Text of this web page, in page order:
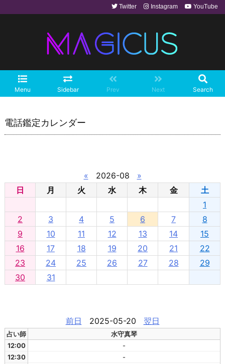
Menu Sidebar Prev Next Search
Twitter Instagram YouTube
電話鑑定カレンダー
« 2026-08
»
日
月 火 水 木 金
土
1
2
3 4 5 6 7
8
9
10 11 12 13 14
15
16
17 18 19 20 21
22
23
24 25 26 27 28
29
30
31
前日 2025-05-20 翌日
占い師
水守真琴
12:00
-
12:30
-